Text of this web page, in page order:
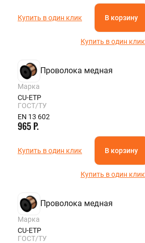
Купить в один клик В корзину
Купить в один клик
Проволока медная
Марка
CU-ETP
ГОСТ/ТУ
EN 13 602
965 Р.
Купить в один клик В корзину
Купить в один клик
Проволока медная
Марка
CU-ETP
ГОСТ/ТУ